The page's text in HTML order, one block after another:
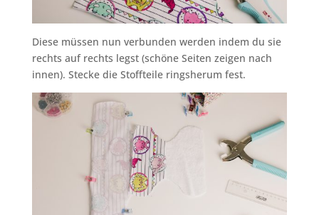
Diese müssen nun verbunden werden indem du sie
rechts auf rechts legst (schöne Seiten zeigen nach
innen). Stecke die Stoffteile ringsherum fest.